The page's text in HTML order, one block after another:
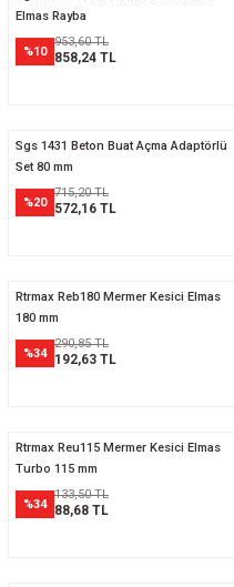
Elmas Rayba
%10
953,60 TL
858,24 TL
Sgs 1431 Beton Buat Açma Adaptörlü
Set 80 mm
%20
715,20 TL
572,16 TL
Rtrmax Reb180 Mermer Kesici Elmas
180 mm
%34
290,85 TL
192,63 TL
Rtrmax Reu115 Mermer Kesici Elmas
Turbo 115 mm
%34
133,50 TL
88,68 TL